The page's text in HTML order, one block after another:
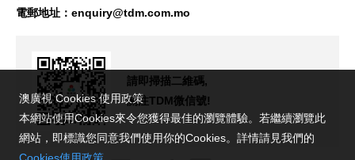
電郵地址： enquiry@tdm.com.mo
請即掃描二維碼,
關注TDM微信號!
澳廣視 Cookies 使用政策
本網站使用Cookies來令您獲得最佳的瀏覽體驗。若繼續瀏覽此
網站，即標識您同意我們使用你的Cookies。詳情請見我們的